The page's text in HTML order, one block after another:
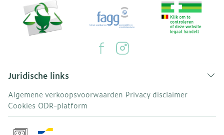
Juridische links
Algemene verkoopsvoorwaarden Privacy disclaimer
Cookies ODR-platform